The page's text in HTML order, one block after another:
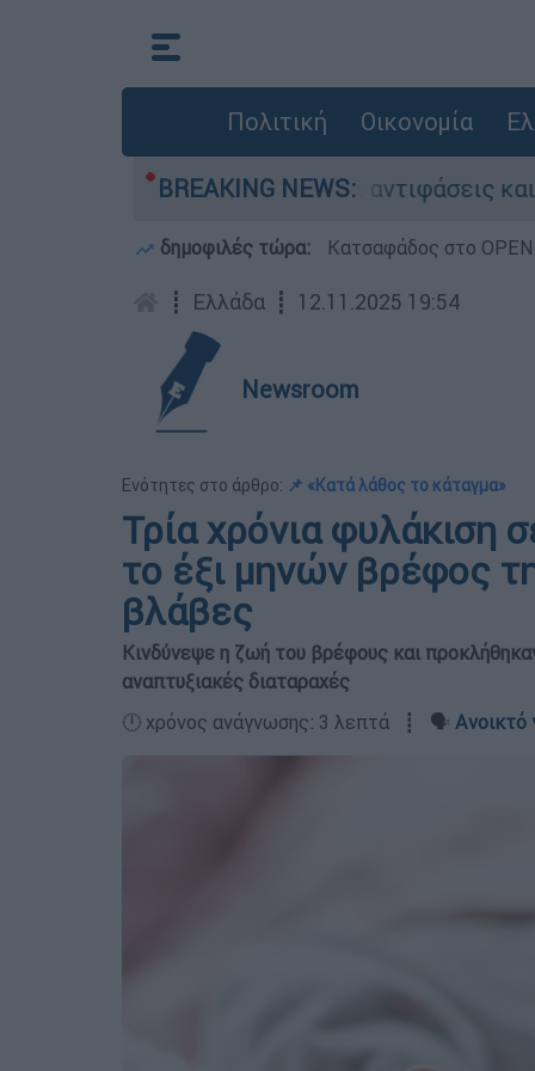
Πολιτική Οικονομία
BREAKING NEWS:
στην Κυψέλη: Οι αντιφάσεις και το
δημοφιλές τώρα: Κατσαφάδος στο
┋ Ελλάδα ┋ 12.11.2025 19:54
Newsroom
Ενότητες στο άρθρο: 📌 «Κατά λάθος το κάταγμα»
Τρία χρόνια φυλάκιση
το έξι μηνών βρέφος
βλάβες
Κινδύνεψε η ζωή του βρέφους και
αναπτυξιακές διαταραχές
🕛 χρόνος ανάγνωσης: 3 λεπτά ┋ 🗣️ Ανοικτό